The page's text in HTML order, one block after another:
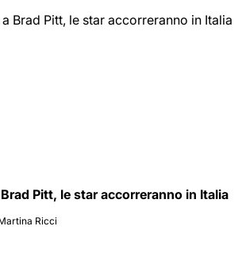
Pitt, le star accorreranno in Italia
Ricci